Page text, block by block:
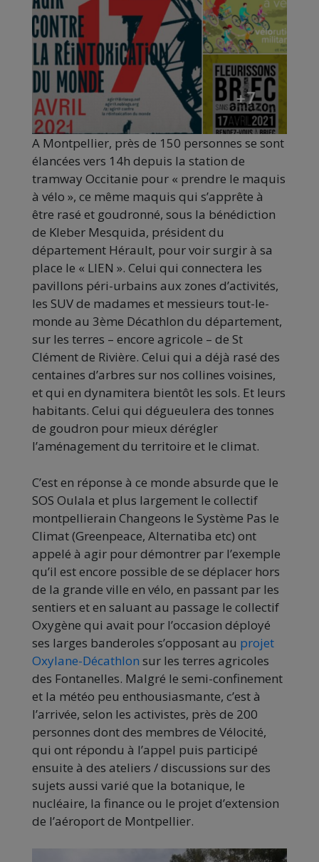
A Montpellier, près de 150 personnes se sont
élancées vers 14h depuis la station de
tramway Occitanie pour « prendre le maquis
à vélo », ce même maquis qui s’apprête à
être rasé et goudronné, sous la bénédiction
de Kleber Mesquida, président du
département Hérault, pour voir surgir à sa
place le « LIEN ». Celui qui connectera les
pavillons péri-urbains aux zones d’activités,
les SUV de madames et messieurs tout-le-
monde au 3ème Décathlon du département,
sur les terres – encore agricole – de St
Clément de Rivière. Celui qui a déjà rasé des
centaines d’arbres sur nos collines voisines,
et qui en dynamitera bientôt les sols. Et leurs
habitants. Celui qui dégueulera des tonnes
de goudron pour mieux dérégler
l’aménagement du territoire et le climat.
C’est en réponse à ce monde absurde que le
SOS Oulala et plus largement le collectif
montpellierain Changeons le Système Pas le
Climat (Greenpeace, Alternatiba etc) ont
appelé à agir pour démontrer par l’exemple
qu’il est encore possible de se déplacer hors
de la grande ville en vélo, en passant par les
sentiers et en saluant au passage le collectif
Oxygène qui avait pour l’occasion déployé
ses larges banderoles s’opposant au projet
Oxylane-Décathlon sur les terres agricoles
des Fontanelles. Malgré le semi-confinement
et la météo peu enthousiasmante, c’est à
l’arrivée, selon les activistes, près de 200
personnes dont des membres de Vélocité,
qui ont répondu à l’appel puis participé
ensuite à des ateliers / discussions sur des
sujets aussi varié que la botanique, le
nucléaire, la finance ou le projet d’extension
de l’aéroport de Montpellier.